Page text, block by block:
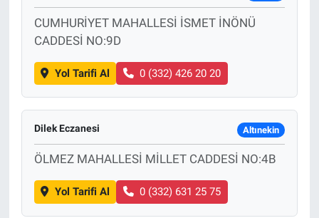
CUMHURİYET MAHALLESİ İSMET İNÖNÜ
CADDESİ NO:9D
Yol Tarifi Al 0 (332) 426 20 20
Dilek Eczanesi Altınekin
ÖLMEZ MAHALLESİ MİLLET CADDESİ NO:4B
Yol Tarifi Al 0 (332) 631 25 75